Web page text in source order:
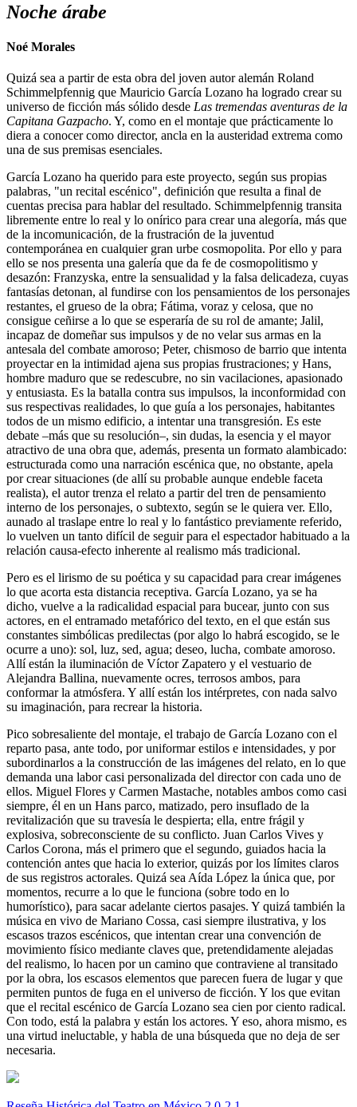
Noche árabe
Noé Morales
Quizá sea a partir de esta obra del joven autor alemán Roland
Schimmelpfennig que Mauricio García Lozano ha logrado crear su
universo de ficción más sólido desde Las tremendas aventuras de la
Capitana Gazpacho. Y, como en el montaje que prácticamente lo
diera a conocer como director, ancla en la austeridad extrema como
una de sus premisas esenciales.
García Lozano ha querido para este proyecto, según sus propias
palabras, "un recital escénico", definición que resulta a final de
cuentas precisa para hablar del resultado. Schimmelpfennig transita
libremente entre lo real y lo onírico para crear una alegoría, más que
de la incomunicación, de la frustración de la juventud
contemporánea en cualquier gran urbe cosmopolita. Por ello y para
ello se nos presenta una galería que da fe de cosmopolitismo y
desazón: Franzyska, entre la sensualidad y la falsa delicadeza, cuyas
fantasías detonan, al fundirse con los pensamientos de los personajes
restantes, el grueso de la obra; Fátima, voraz y celosa, que no
consigue ceñirse a lo que se esperaría de su rol de amante; Jalil,
incapaz de domeñar sus impulsos y de no velar sus armas en la
antesala del combate amoroso; Peter, chismoso de barrio que intenta
proyectar en la intimidad ajena sus propias frustraciones; y Hans,
hombre maduro que se redescubre, no sin vacilaciones, apasionado
y entusiasta. Es la batalla contra sus impulsos, la inconformidad con
sus respectivas realidades, lo que guía a los personajes, habitantes
todos de un mismo edificio, a intentar una transgresión. Es este
debate –más que su resolución–, sin dudas, la esencia y el mayor
atractivo de una obra que, además, presenta un formato alambicado:
estructurada como una narración escénica que, no obstante, apela
por crear situaciones (de allí su probable aunque endeble faceta
realista), el autor trenza el relato a partir del tren de pensamiento
interno de los personajes, o subtexto, según se le quiera ver. Ello,
aunado al traslape entre lo real y lo fantástico previamente referido,
lo vuelven un tanto difícil de seguir para el espectador habituado a la
relación causa-efecto inherente al realismo más tradicional.
Pero es el lirismo de su poética y su capacidad para crear imágenes
lo que acorta esta distancia receptiva. García Lozano, ya se ha
dicho, vuelve a la radicalidad espacial para bucear, junto con sus
actores, en el entramado metafórico del texto, en el que están sus
constantes simbólicas predilectas (por algo lo habrá escogido, se le
ocurre a uno): sol, luz, sed, agua; deseo, lucha, combate amoroso.
Allí están la iluminación de Víctor Zapatero y el vestuario de
Alejandra Ballina, nuevamente ocres, terrosos ambos, para
conformar la atmósfera. Y allí están los intérpretes, con nada salvo
su imaginación, para recrear la historia.
Pico sobresaliente del montaje, el trabajo de García Lozano con el
reparto pasa, ante todo, por uniformar estilos e intensidades, y por
subordinarlos a la construcción de las imágenes del relato, en lo que
demanda una labor casi personalizada del director con cada uno de
ellos. Miguel Flores y Carmen Mastache, notables ambos como casi
siempre, él en un Hans parco, matizado, pero insuflado de la
revitalización que su travesía le despierta; ella, entre frágil y
explosiva, sobreconsciente de su conflicto. Juan Carlos Vives y
Carlos Corona, más el primero que el segundo, guiados hacia la
contención antes que hacia lo exterior, quizás por los límites claros
de sus registros actorales. Quizá sea Aída López la única que, por
momentos, recurre a lo que le funciona (sobre todo en lo
humorístico), para sacar adelante ciertos pasajes. Y quizá también la
música en vivo de Mariano Cossa, casi siempre ilustrativa, y los
escasos trazos escénicos, que intentan crear una convención de
movimiento físico mediante claves que, pretendidamente alejadas
del realismo, lo hacen por un camino que contraviene al transitado
por la obra, los escasos elementos que parecen fuera de lugar y que
permiten puntos de fuga en el universo de ficción. Y los que evitan
que el recital escénico de García Lozano sea cien por ciento radical.
Con todo, está la palabra y están los actores. Y eso, ahora mismo, es
una virtud ineluctable, y habla de una búsqueda que no deja de ser
necesaria.